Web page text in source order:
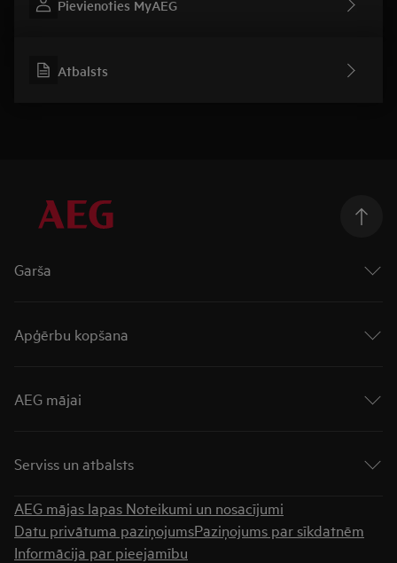
Pievienoties MyAEG
Atbalsts
Garša
Virsmas
Plīts virsmas ar integrētu tvaika nosūcēju
Trauku mazgājamās mašīnas
Saldētavas
Apģērbu kopšana
Veļas žāvētāji
Veļas mazgātāji ar žāvētāju
„AutoDose“ atvilktne
AEG mājai
Serviss un atbalsts
Meklēt veikalu
Lejupielādēt instrukcijas
Garantija
AEG mājas lapas Noteikumi un nosacījumi
Datu privātuma paziņojumsPaziņojums par sīkdatnēm
Informācija par pieejamību